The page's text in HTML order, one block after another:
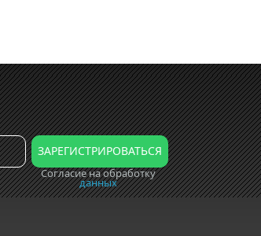
Согласие на обработку
данных